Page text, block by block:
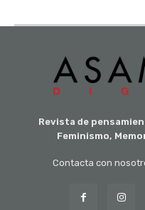
Revista de
Feminismo,
Contacta con